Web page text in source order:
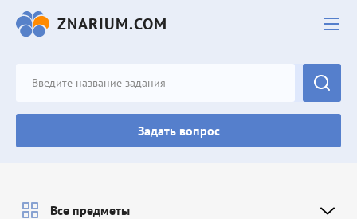
ZNARIUM.COM
Задать вопрос
Все предметы